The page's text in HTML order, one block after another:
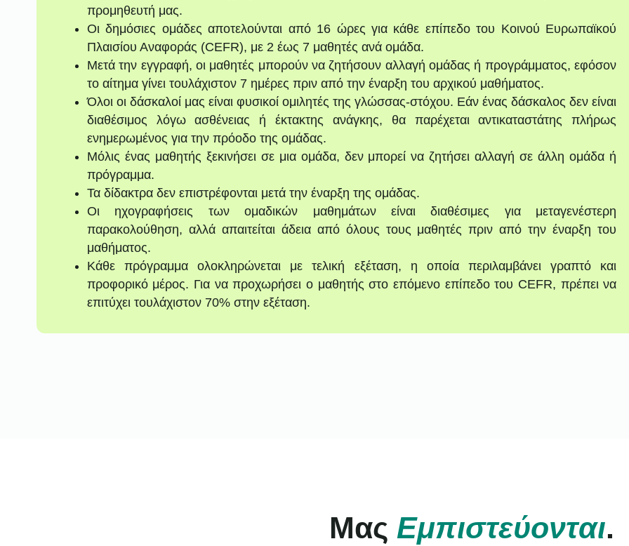
προμηθευτή μας.
Οι δημόσιες ομάδες αποτελούνται από 16 ώρες για κάθε επίπεδο του Κοινού Ευρωπαϊκού
Πλαισίου Αναφοράς (CEFR), με 2 έως 7 μαθητές ανά ομάδα.
Μετά την εγγραφή, οι μαθητές μπορούν να ζητήσουν αλλαγή ομάδας ή προγράμματος, εφόσον
το αίτημα γίνει τουλάχιστον 7 ημέρες πριν από την έναρξη του αρχικού μαθήματος.
Όλοι οι δάσκαλοί μας είναι φυσικοί ομιλητές της γλώσσας-στόχου. Εάν ένας δάσκαλος δεν είναι
διαθέσιμος λόγω ασθένειας ή έκτακτης ανάγκης, θα παρέχεται αντικαταστάτης πλήρως
ενημερωμένος για την πρόοδο της ομάδας.
Μόλις ένας μαθητής ξεκινήσει σε μια ομάδα, δεν μπορεί να ζητήσει αλλαγή σε άλλη ομάδα ή
πρόγραμμα.
Τα δίδακτρα δεν επιστρέφονται μετά την έναρξη της ομάδας.
Οι ηχογραφήσεις των ομαδικών μαθημάτων είναι διαθέσιμες για μεταγενέστερη
παρακολούθηση, αλλά απαιτείται άδεια από όλους τους μαθητές πριν από την έναρξη του
μαθήματος.
Κάθε πρόγραμμα ολοκληρώνεται με τελική εξέταση, η οποία περιλαμβάνει γραπτό και
προφορικό μέρος. Για να προχωρήσει ο μαθητής στο επόμενο επίπεδο του CEFR, πρέπει να
επιτύχει τουλάχιστον 70% στην εξέταση.
Μας Εμπιστεύονται.